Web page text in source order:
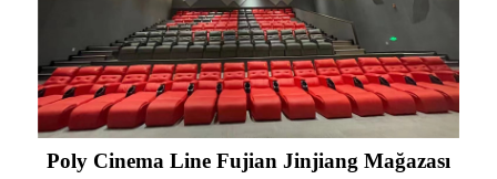
Poly Cinema Line Fujian Jinjiang Mağazası